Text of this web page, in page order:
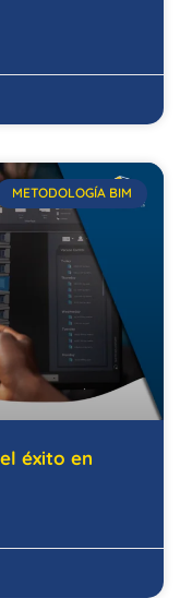
METODOLOGÍA BIM
éxito en